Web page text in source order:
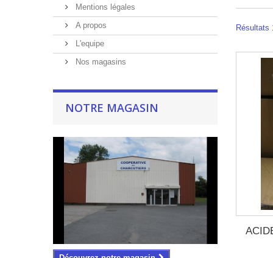
Mentions légales
A propos
L'equipe
Nos magasins
NOTRE MAGASIN
Résultats